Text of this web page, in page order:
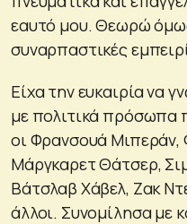
εαυτό μου. Θεωρώ
συναρπαστικές
Είχα την ευκαιρία να
με πολιτικά πρόσωπα
οι Φρανσουά Μιπεράν,
Μάργκαρετ Θάτσερ,
Βάτσλαβ Χάβελ, Ζακ
άλλοι. Συνομίλησα με